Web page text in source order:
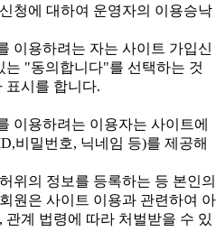
청에 대하여 운영자의 이용승낙
이용하려는 자는 사이트 가입신
는 "동의합니다"를 선택하는 것
표시를 합니다.
이용하려는 이용자는 사이트에
비밀번호, 닉네임 등)를 제공해
위의 정보를 등록하는 등 본인의
원은 사이트 이용과 관련하여 아
계 법령에 따라 처벌받을 수 있